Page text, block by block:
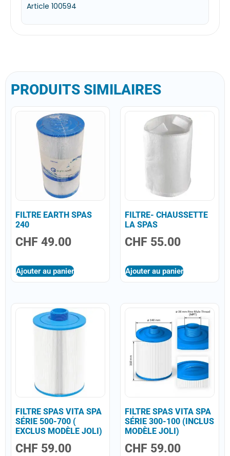
Article 100594
PRODUITS SIMILAIRES
FILTRE EARTH SPAS
240
CHF 49.00
Ajouter au panier
FILTRE- CHAUSSETTE
LA SPAS
CHF 55.00
Ajouter au panier
FILTRE SPAS VITA SPA
SÉRIE 500-700 (
EXCLUS MODÈLE JOLI)
CHF 59.00
FILTRE SPAS VITA SPA
SÉRIE 300-100 (INCLUS
MODÈLE JOLI)
CHF 59.00